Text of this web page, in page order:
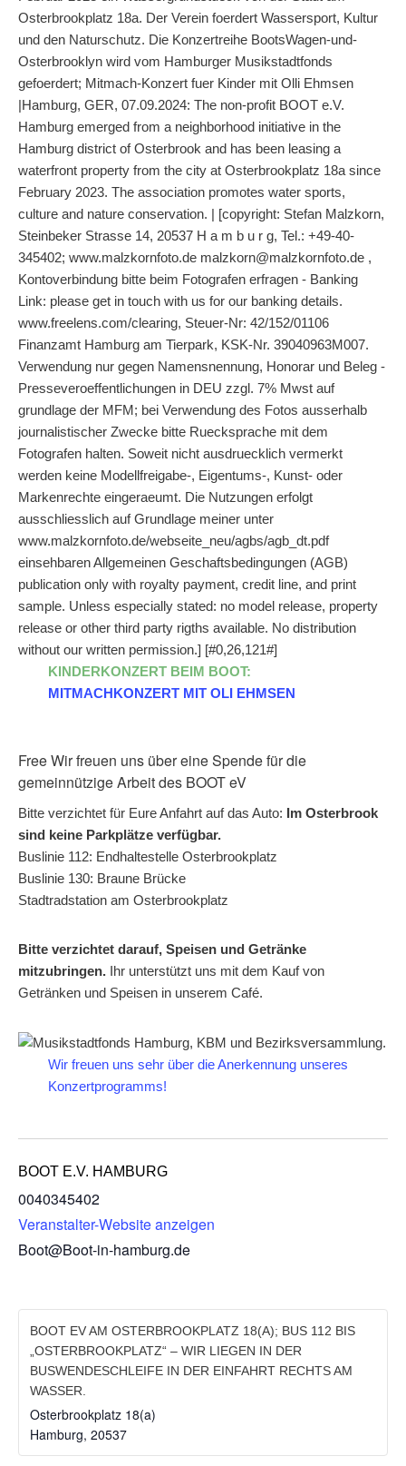
KINDERKONZERT BEIM BOOT:
MITMACHKONZERT MIT OLI EHMSEN
FreeWir freuen uns über eine Spende für die
gemeinnützige Arbeit des BOOT eV
Bitte verzichtet für Eure Anfahrt auf das Auto: Im Osterbrook
sind keine Parkplätze verfügbar.
Buslinie 112: Endhaltestelle Osterbrookplatz
Buslinie 130: Braune Brücke
Stadtradstation am Osterbrookplatz
Bitte verzichtet darauf, Speisen und Getränke
mitzubringen. Ihr unterstützt uns mit dem Kauf von
Getränken und Speisen in unserem Café.
Wir freuen uns sehr über die Anerkennung unseres
Konzertprogramms!
BOOT E.V. HAMBURG
0040345402
Veranstalter-Website anzeigen
Boot@Boot-in-hamburg.de
BOOT EV AM OSTERBROOKPLATZ 18(A); BUS 112 BIS
„OSTERBROOKPLATZ“ – WIR LIEGEN IN DER
BUSWENDESCHLEIFE IN DER EINFAHRT RECHTS AM
WASSER.
Osterbrookplatz 18(a)
Hamburg, 20537